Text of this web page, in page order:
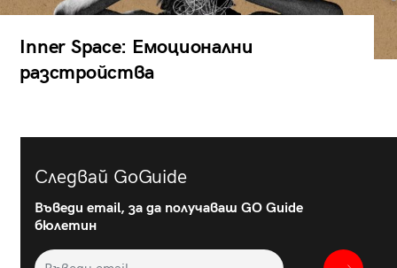
Inner Space: Емоционални
разстройства
Следвай GoGuide
Въведи email, за да получаваш GO Guide
бюлетин